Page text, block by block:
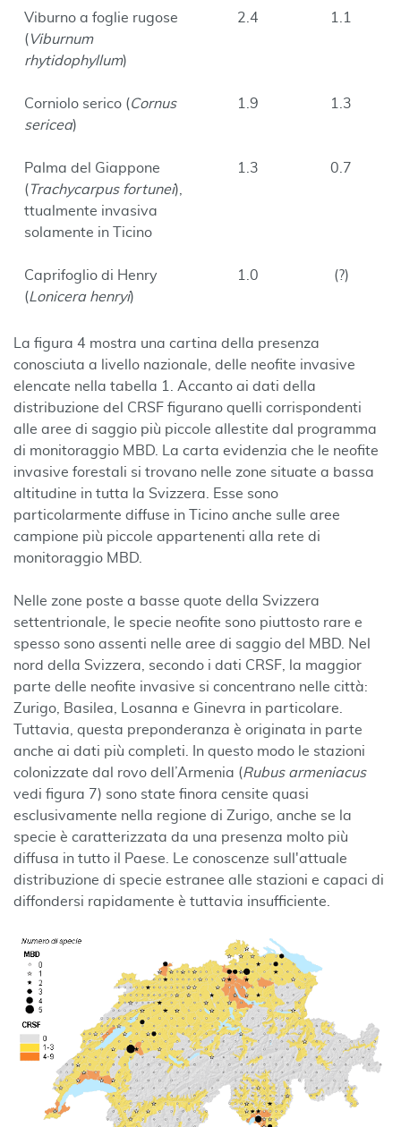
Viburno a foglie rugose
( Viburnum
rhytidophyllum)
2.4 1.1
Corniolo serico (Cornus
sericea)
1.9 1.3
Palma del Giappone
( Trachycarpus fortunei),
ttualmente invasiva
solamente in Ticino
1.3 0.7
Caprifoglio di Henry
(Lonicera henryi)
1.0 (?)
La figura 4 mostra una cartina della presenza
conosciuta a livello nazionale, delle neofite invasive
elencate nella tabella 1. Accanto ai dati della
distribuzione del CRSF figurano quelli corrispondenti
alle aree di saggio più piccole allestite dal programma
di monitoraggio MBD. La carta evidenzia che le neofite
invasive forestali si trovano nelle zone situate a bassa
altitudine in tutta la Svizzera. Esse sono
particolarmente diffuse in Ticino anche sulle aree
campione più piccole appartenenti alla rete di
monitoraggio MBD.
Nelle zone poste a basse quote della Svizzera
settentrionale, le specie neofite sono piuttosto rare e
spesso sono assenti nelle aree di saggio del MBD. Nel
nord della Svizzera, secondo i dati CRSF, la maggior
parte delle neofite invasive si concentrano nelle città:
Zurigo, Basilea, Losanna e Ginevra in particolare.
Tuttavia, questa preponderanza è originata in parte
anche ai dati più completi. In questo modo le stazioni
colonizzate dal rovo dell’Armenia (Rubus armeniacus
vedi figura 7) sono state finora censite quasi
esclusivamente nella regione di Zurigo, anche se la
specie è caratterizzata da una presenza molto più
diffusa in tutto il Paese. Le conoscenze sull'attuale
distribuzione di specie estranee alle stazioni e capaci di
diffondersi rapidamente è tuttavia insufficiente.